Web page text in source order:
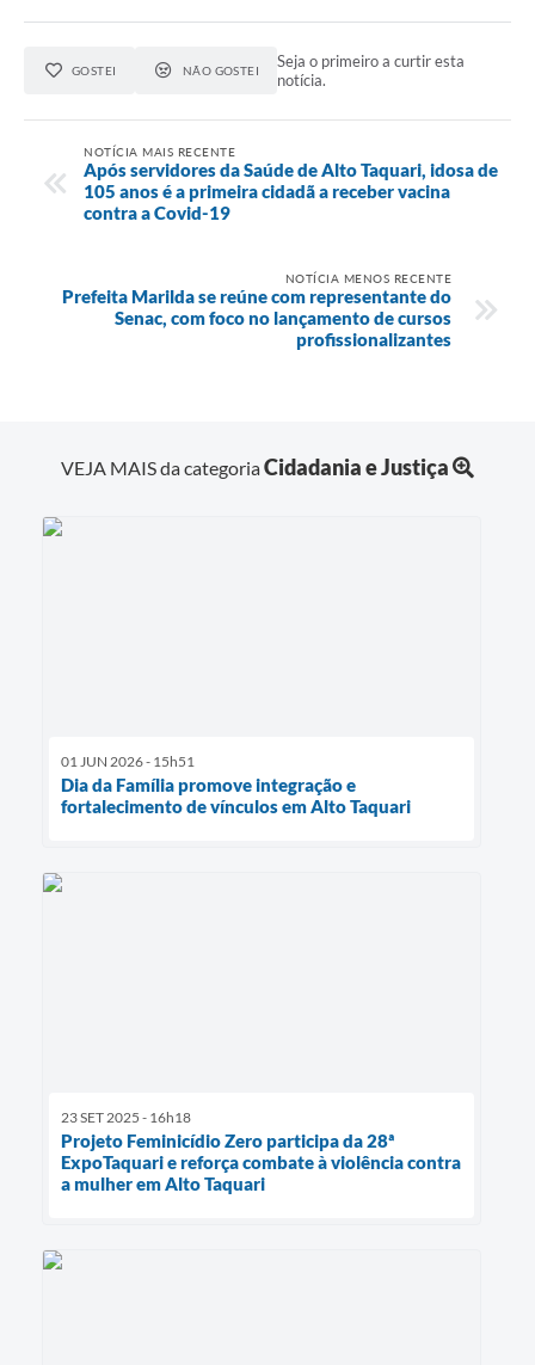
GOSTEI NÃO GOSTEI
Seja o primeiro a curtir esta
notícia.
NOTÍCIA MAIS RECENTE
Após servidores da Saúde de Alto Taquari, idosa de
105 anos é a primeira cidadã a receber vacina
contra a Covid-19
NOTÍCIA MENOS RECENTE
Prefeita Marilda se reúne com representante do
Senac, com foco no lançamento de cursos
profissionalizantes
VEJA MAIS da categoriaCidadania e Justiça
01 JUN 2026 - 15h51
Dia da Família promove integração e
fortalecimento de vínculos em Alto Taquari
23 SET 2025 - 16h18
Projeto Feminicídio Zero participa da 28ª
ExpoTaquari e reforça combate à violência contra
a mulher em Alto Taquari